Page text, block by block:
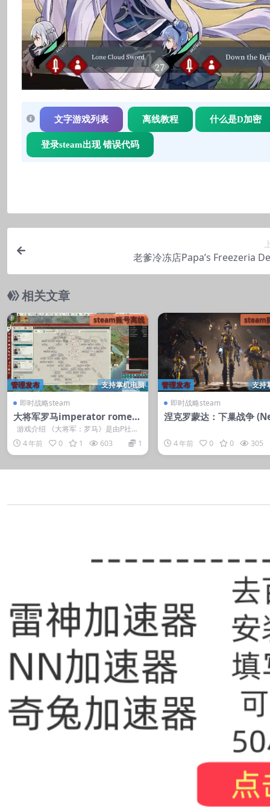
文字游戏列表 离线教程 什么是D加密
登录steam出现 错误代码
老爹冷冻店Papa’s Freezeria
相关文章
steam账号离线
支持掌机电脑
管理发布
即时战略steam
大将军罗马imperator rome
大将军：罗马/Imperator：Ro
me
游戏介绍 《大将军：罗马》是由P社制
作发行地一款模拟战略游戏新作。...
4 年前 0 1 603 1
steam
支持
管理发布
即时战略steam
涅克罗蒙达：下巢战争
4 年前 0 0 305